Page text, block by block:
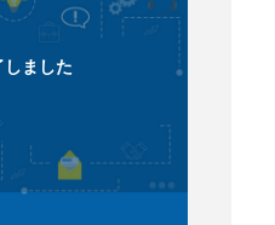
ました